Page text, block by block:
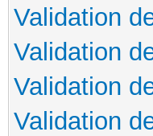
Validation
Validation
Validation
Validation